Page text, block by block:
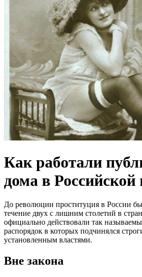
Как работали
дома в
До революции проституция в России
течение двух с лишним столетий в
официально действовали так
распорядок в которых подчинялся
установленным властями.
Вне закона